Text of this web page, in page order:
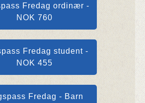
Fredag ordinær -
NOK 760
Fredag student -
NOK 455
Fredag - Barn